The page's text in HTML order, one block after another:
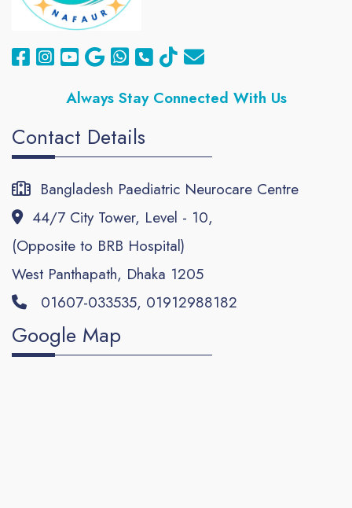
Always Stay Connected With Us
Contact Details
Bangladesh Paediatric Neurocare Centre
44/7 City Tower, Level - 10,
(Opposite to BRB Hospital)
West Panthapath, Dhaka 1205
01607-033535, 01912988182
Google Map